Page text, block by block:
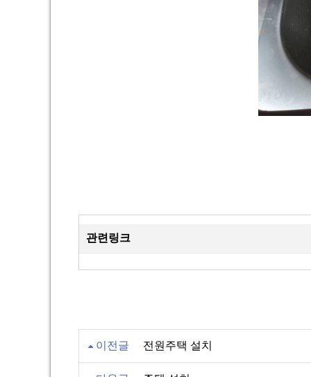
관련링크
이전글 전원주택 설치